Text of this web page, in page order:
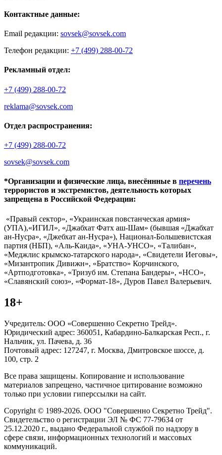
Контактные данные:
Email редакции: sovsek@sovsek.com
Телефон редакции: +7 (499) 288-00-72
Рекламный отдел:
+7 (499) 288-00-72
reklama@sovsek.com
Отдел распространения:
+7 (499) 288-00-72
sovsek@sovsek.com
*Организации и физические лица, внесённные в перечень
террористов и экстремистов, деятельность которых
запрещена в Российской Федерации:
«Правый сектор», «Украинская повстанческая армия»
(УПА),«ИГИЛ», «Джабхат Фатх аш-Шам» (бывшая «Джабхат
ан-Нусра», «Джебхат ан-Нусра»), Национал-Большевистская
партия (НБП), «Аль-Каида», «УНА-УНСО», «Талибан»,
«Меджлис крымско-татарского народа», «Свидетели Иеговы»,
«Мизантропик Дивижн», «Братство» Корчинского,
«Артподготовка», «Тризуб им. Степана Бандеры», «НСО»,
«Славянский союз», «Формат-18», Дуров Павел Валерьевич.
18+
Учредитель: ООО «Совершенно Секретно Трейд».
Юридический адрес: 360051, Кабардино-Балкарская Респ., г.
Нальчик, ул. Пачева, д. 36
Почтовый адрес: 127247, г. Москва, Дмитровское шоссе, д.
100, стр. 2
Все права защищены. Копирование и использование
материалов запрещено, частичное цитирование возможно
только при условии гиперссылки на сайт.
Copyright © 1989-2026. ООО "Совершенно Секретно Трейд".
Свидетельство о регистрации ЭЛ № ФС 77-79634 от
25.12.2020 г., выдано Федеральной службой по надзору в
сфере связи, информационных технологий и массовых
коммуникаций.